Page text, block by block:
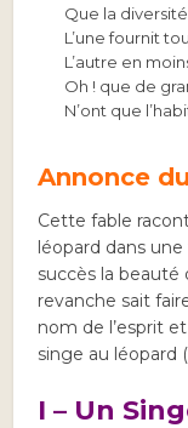
Que la diversité
L’une fournit
L’autre en
Oh ! que de
N’ont que
Annonce
Cette fable
léopard dans
succès la beauté
revanche sait
nom de l’esprit
singe au léopard
I – Un